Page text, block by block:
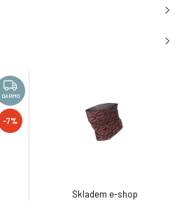
DARMO
-7%
Skladem e-shop